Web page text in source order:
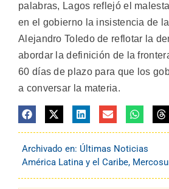
palabras, Lagos reflejó el
en el gobierno la insistencia de
Alejandro Toledo de reflotar la
abordar la definición de la
60 días de plazo para que los
a conversar la materia.
Archivado en: Últimas Noticias
América Latina y el Caribe,